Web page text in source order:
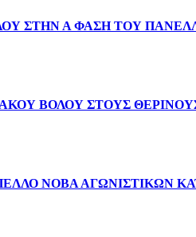
ΣΤΗΝ Α ΦΑΣΗ ΤΟΥ
ΒΟΛΟΥ ΣΤΟΥΣ
ΝΟΒΑ ΑΓΩΝΙΣΤΙΚΩΝ